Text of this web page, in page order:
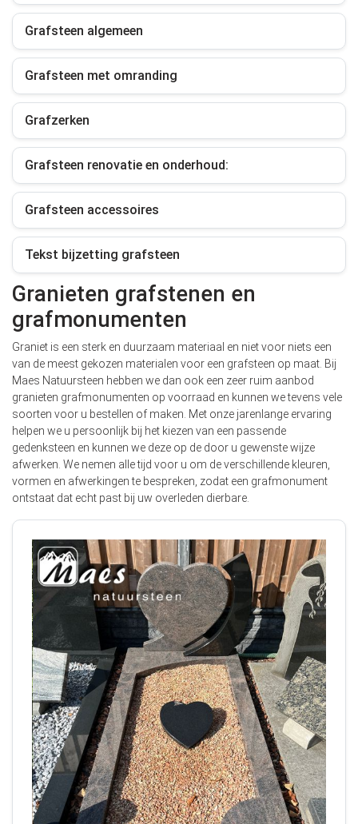
Grafsteen algemeen
Grafsteen met omranding
Grafzerken
Grafsteen renovatie en onderhoud:
Grafsteen accessoires
Tekst bijzetting grafsteen
Granieten grafstenen en
grafmonumenten
Graniet is een sterk en duurzaam materiaal en niet voor niets een
van de meest gekozen materialen voor een grafsteen op maat. Bij
Maes Natuursteen hebben we dan ook een zeer ruim aanbod
granieten grafmonumenten op voorraad en kunnen we tevens vele
soorten voor u bestellen of maken. Met onze jarenlange ervaring
helpen we u persoonlijk bij het kiezen van een passende
gedenksteen en kunnen we deze op de door u gewenste wijze
afwerken. We nemen alle tijd voor u om de verschillende kleuren,
vormen en afwerkingen te bespreken, zodat een grafmonument
ontstaat dat echt past bij uw overleden dierbare.